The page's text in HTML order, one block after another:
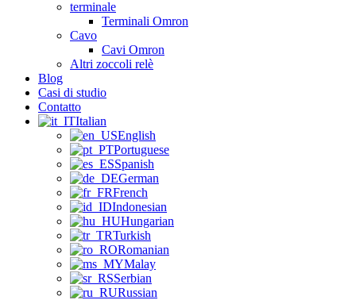
terminale
Terminali Omron
Cavo
Cavi Omron
Altri zoccoli relè
Blog
Casi di studio
Contatto
Italian
English
Portuguese
Spanish
German
French
Indonesian
Hungarian
Turkish
Romanian
Malay
Serbian
Russian